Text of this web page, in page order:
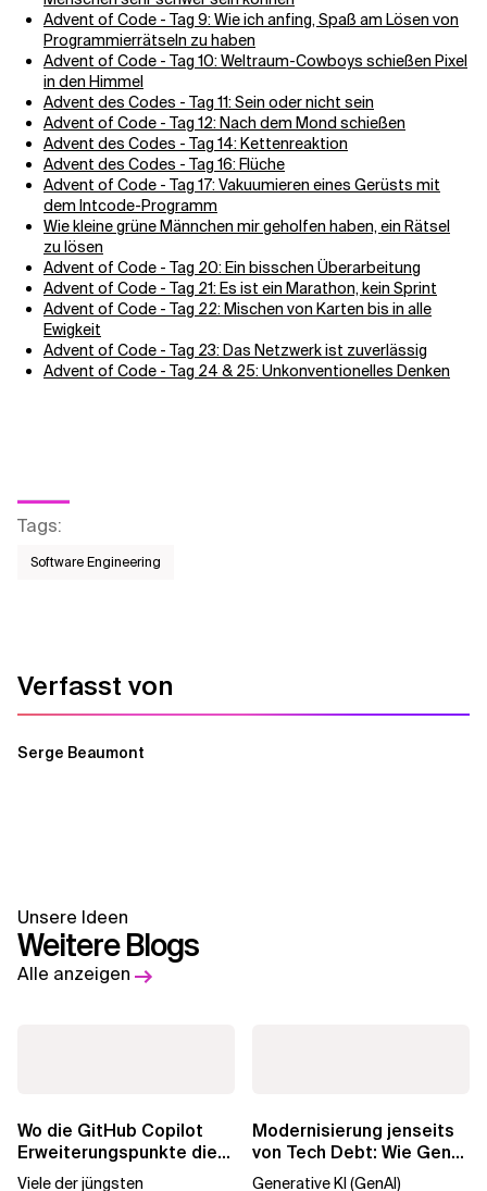
Advent of Code - Tag 9: Wie ich anfing, Spaß am Lösen von
Programmierrätseln zu haben
Advent of Code - Tag 10: Weltraum-Cowboys schießen Pixel
in den Himmel
Advent des Codes - Tag 11: Sein oder nicht sein
Advent of Code - Tag 12: Nach dem Mond schießen
Advent des Codes - Tag 14: Kettenreaktion
Advent des Codes - Tag 16: Flüche
Advent of Code - Tag 17: Vakuumieren eines Gerüsts mit
dem Intcode-Programm
Wie kleine grüne Männchen mir geholfen haben, ein Rätsel
zu lösen
Advent of Code - Tag 20: Ein bisschen Überarbeitung
Advent of Code - Tag 21: Es ist ein Marathon, kein Sprint
Advent of Code - Tag 22: Mischen von Karten bis in alle
Ewigkeit
Advent of Code - Tag 23: Das Netzwerk ist zuverlässig
Advent of Code - Tag 24 & 25: Unkonventionelles Denken
Tags:
Software Engineering
Verfasst von
Serge Beaumont
Unsere Ideen
Weitere Blogs
Alle anzeigen
Wo die GitHub Copilot
Erweiterungspunkte die
Governance brechen
Viele der jüngsten
Modernisierung jenseits
von Tech Debt: Wie GenAI
die
Generative KI (GenAI)